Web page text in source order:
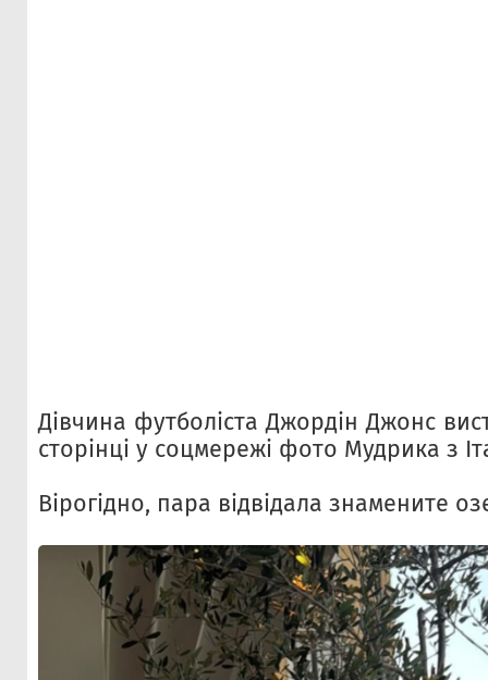
Дівчина футболіста Джордін Джонс
сторінці у соцмережі фото Мудрика з
Вірогідно, пара відвідала знамените